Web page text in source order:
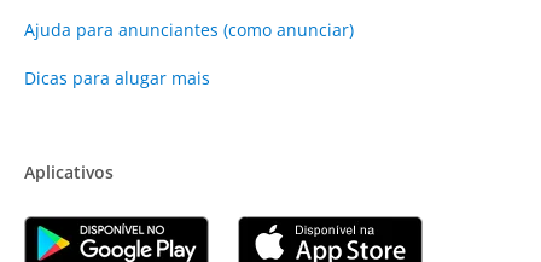
Ajuda para anunciantes (como anunciar)
Dicas para alugar mais
Aplicativos